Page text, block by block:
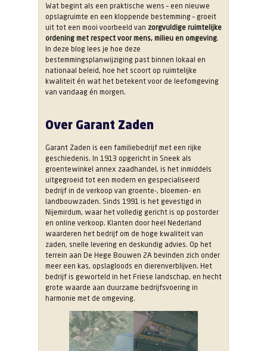
Wat begint als een praktische wens – een nieuwe
opslagruimte en een kloppende bestemming – groeit
uit tot een mooi voorbeeld van zorgvuldige ruimtelijke
ordening met respect voor mens, milieu en omgeving.
In deze blog lees je hoe deze
bestemmingsplanwijziging past binnen lokaal en
nationaal beleid, hoe het scoort op ruimtelijke
kwaliteit én wat het betekent voor de leefomgeving
van vandaag én morgen.
Over Garant Zaden
Garant Zaden is een familiebedrijf met een rijke
geschiedenis. In 1913 opgericht in Sneek als
groentewinkel annex zaadhandel, is het inmiddels
uitgegroeid tot een modern en gespecialiseerd
bedrijf in de verkoop van groente-, bloemen- en
landbouwzaden. Sinds 1991 is het gevestigd in
Nijemirdum, waar het volledig gericht is op postorder
en online verkoop. Klanten door heel Nederland
waarderen het bedrijf om de hoge kwaliteit van
zaden, snelle levering en deskundig advies. Op het
terrein aan De Hege Bouwen 2A bevinden zich onder
meer een kas, opslagloods en dierenverblijven. Het
bedrijf is geworteld in het Friese landschap, en hecht
grote waarde aan duurzame bedrijfsvoering in
harmonie met de omgeving.